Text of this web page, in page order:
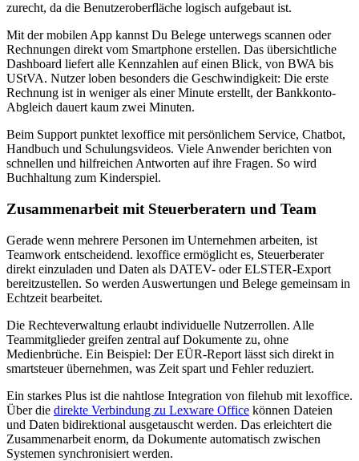
zurecht, da die Benutzeroberfläche logisch aufgebaut ist.
Mit der mobilen App kannst Du Belege unterwegs scannen oder
Rechnungen direkt vom Smartphone erstellen. Das übersichtliche
Dashboard liefert alle Kennzahlen auf einen Blick, von BWA bis
UStVA. Nutzer loben besonders die Geschwindigkeit: Die erste
Rechnung ist in weniger als einer Minute erstellt, der Bankkonto-
Abgleich dauert kaum zwei Minuten.
Beim Support punktet lexoffice mit persönlichem Service, Chatbot,
Handbuch und Schulungsvideos. Viele Anwender berichten von
schnellen und hilfreichen Antworten auf ihre Fragen. So wird
Buchhaltung zum Kinderspiel.
Zusammenarbeit mit Steuerberatern und Team
Gerade wenn mehrere Personen im Unternehmen arbeiten, ist
Teamwork entscheidend. lexoffice ermöglicht es, Steuerberater
direkt einzuladen und Daten als DATEV- oder ELSTER-Export
bereitzustellen. So werden Auswertungen und Belege gemeinsam in
Echtzeit bearbeitet.
Die Rechteverwaltung erlaubt individuelle Nutzerrollen. Alle
Teammitglieder greifen zentral auf Dokumente zu, ohne
Medienbrüche. Ein Beispiel: Der EÜR-Report lässt sich direkt in
smartsteuer übernehmen, was Zeit spart und Fehler reduziert.
Ein starkes Plus ist die nahtlose Integration von filehub mit lexoffice.
Über die direkte Verbindung zu Lexware Office können Dateien
und Daten bidirektional ausgetauscht werden. Das erleichtert die
Zusammenarbeit enorm, da Dokumente automatisch zwischen
Systemen synchronisiert werden.